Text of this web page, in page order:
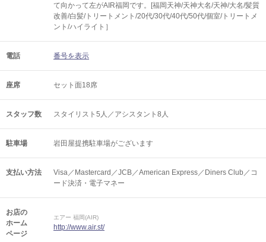
て向かって左がAIR福岡です。[福岡天神/天神大名/天神/大名/髪質
改善/白髪/トリートメント/20代/30代/40代/50代/個室/トリートメ
ント/ハイライト］
電話 番号を表示
座席 セット面18席
スタッフ数 スタイリスト5人／アシスタント8人
駐車場 岩田屋提携駐車場がございます
支払い方法
Visa／Mastercard／JCB／American Express／Diners Club／コ
ード決済・電子マネー
お店の
ホーム
ページ
エアー 福岡(AIR)
http://www.air.st/